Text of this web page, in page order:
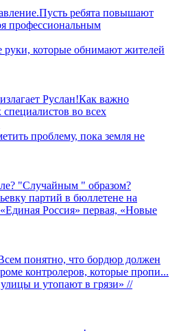
ребята повышают
профессиональным
руки, которые обнимают жителей
Руслан!Как важно
во всех
проблему, пока земля не
"Случайным " образом?
партий в бюллетене на
Россия» первая, «Новые
понятно, что бордюр должен
контролеров, которые пропи...
и утопают в грязи» //